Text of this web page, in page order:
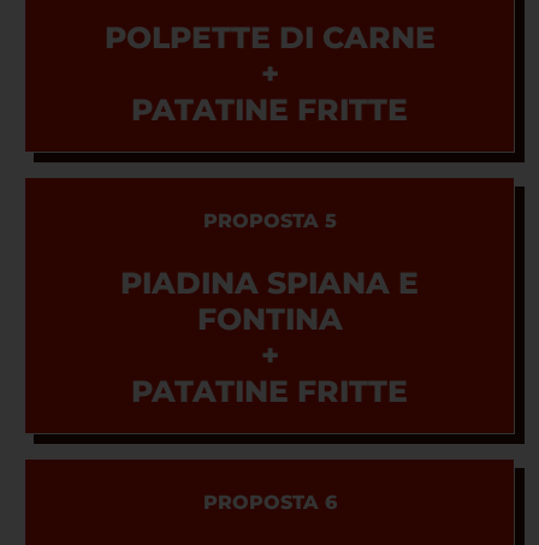
POLPETTE DI CARNE
+
PATATINE FRITTE
PROPOSTA 5
PIADINA SPIANA E
FONTINA
+
PATATINE FRITTE
PROPOSTA 6